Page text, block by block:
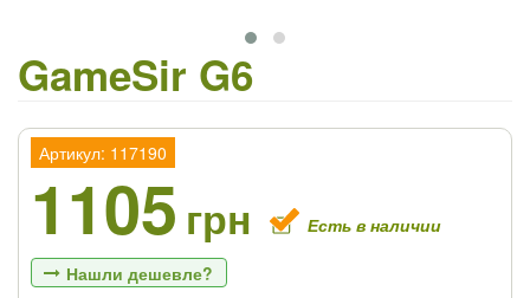
GameSir G6
Артикул: 117190
1105 грн Есть в наличии
Нашли дешевле?